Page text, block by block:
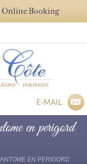
Online Booking
E-MAIL
en perigord
EN PERIGORD